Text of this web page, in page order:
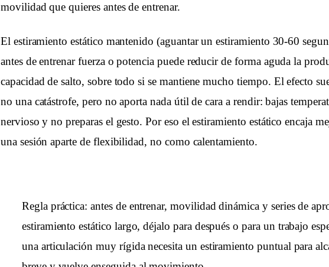
movilidad que quieres antes de entrenar.
El estiramiento estático mantenido (aguantar un estiramiento 30-60
antes de entrenar fuerza o potencia puede reducir de forma aguda la
capacidad de salto, sobre todo si se mantiene mucho tiempo. El efecto
no una catástrofe, pero no aporta nada útil de cara a rendir: bajas
nervioso y no preparas el gesto. Por eso el estiramiento estático encaja
una sesión aparte de flexibilidad, no como calentamiento.
Regla práctica: antes de entrenar, movilidad dinámica y series de
estiramiento estático largo, déjalo para después o para un trabajo
una articulación muy rígida necesita un estiramiento puntual para